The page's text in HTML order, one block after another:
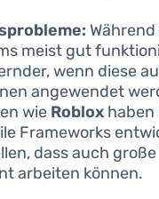
meist gut
wenn diese
angewendet
wie Roblox haben
Frameworks
dass auch
arbeiten können.